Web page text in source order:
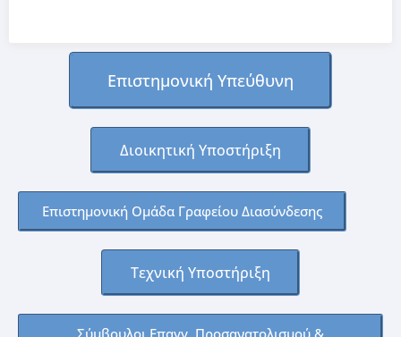
Επιστημονική Υπεύθυνη​
Διοικητική Υποστήριξη​
Επιστημονική Ομάδα Γραφείου Διασύνδεσης​
Τεχνική Υποστήριξη​